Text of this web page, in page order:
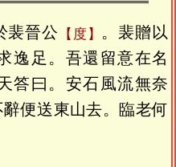
裴晉公 度
。裴贈以
逸足。吾還留意在名
答曰。安石風流無奈
便送東山去。臨老何